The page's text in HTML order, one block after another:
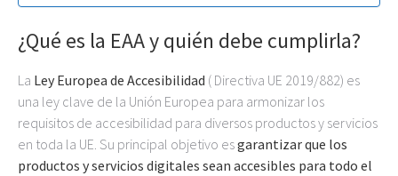
¿Qué es la EAA y quién debe cumplirla?
La Ley Europea de Accesibilidad ( Directiva UE 2019/882) es
una ley clave de la Unión Europea para armonizar los
requisitos de accesibilidad para diversos productos y servicios
en toda la UE. Su principal objetivo esgarantizar que los
productos y servicios digitales sean accesibles para todo el